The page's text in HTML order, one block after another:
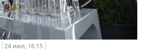
24 июл, 16:15